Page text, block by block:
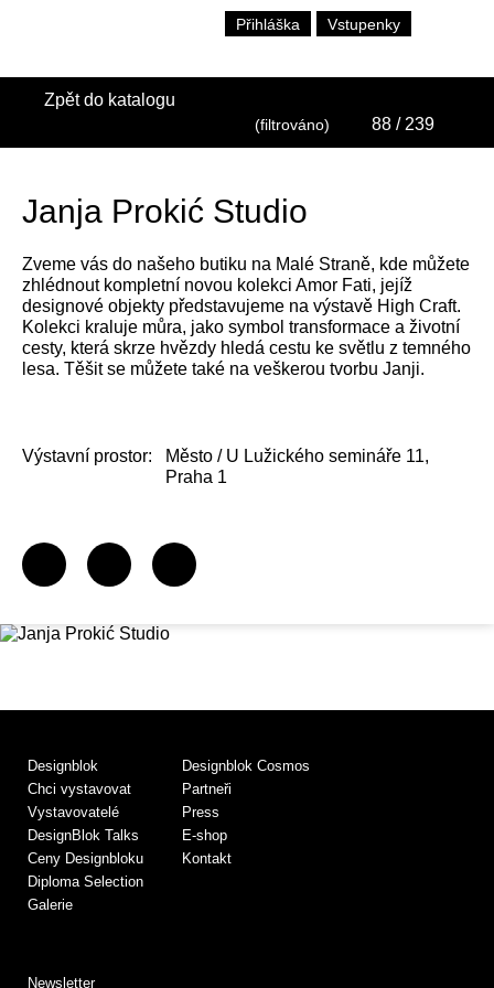
Přihláška Vstupenky
Zpět do katalogu
(filtrováno) 88 / 239
Janja Prokić Studio
Zveme vás do našeho butiku na Malé Straně, kde můžete
zhlédnout kompletní novou kolekci Amor Fati, jejíž
designové objekty představujeme na výstavě High Craft.
Kolekci kraluje můra, jako symbol transformace a životní
cesty, která skrze hvězdy hledá cestu ke světlu z temného
lesa. Těšit se můžete také na veškerou tvorbu Janji.
Výstavní prostor:
Město / U Lužického semináře 11,
Praha 1
Designblok
Chci vystavovat
Vystavovatelé
DesignBlok Talks
Ceny Designbloku
Diploma Selection
Galerie
Designblok Cosmos
Partneři
Press
E-shop
Kontakt
Newsletter